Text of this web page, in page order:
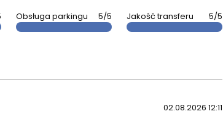
Obsługa parkingu 5/5 Jakość transferu 5/5
02.08.2026 12:11